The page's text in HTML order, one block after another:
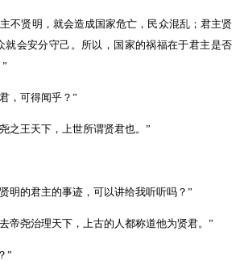
不贤明，就会造成国家危亡，民众混乱；君主贤
就会安分守己。所以，国家的祸福在于君主是否
”
，可得闻乎？”
之王天下，上世所谓贤君也。 ”
明的君主的事迹，可以讲给我听听吗？ ”
帝尧治理天下，上古的人都称道他为贤君。 ”
”